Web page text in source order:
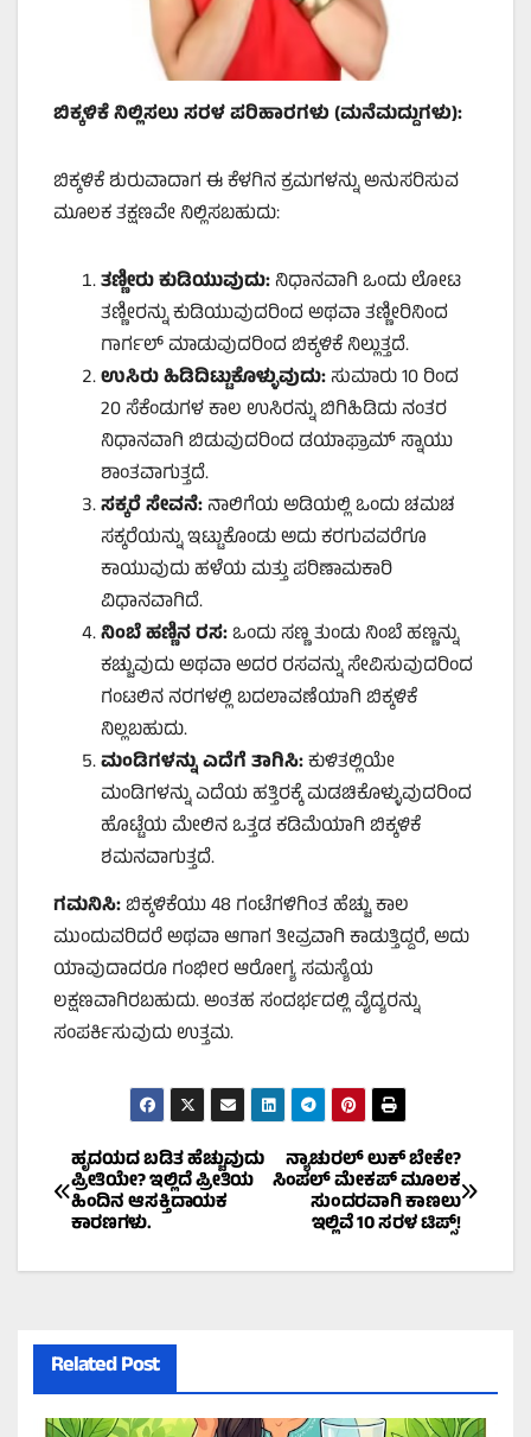
ಬಿಕ್ಕಳಿಕೆ ನಿಲ್ಲಿಸಲು ಸರಳ ಪರಿಹಾರಗಳು (ಮನೆಮದ್ದುಗಳು):
ಬಿಕ್ಕಳಿಕೆ ಶುರುವಾದಾಗ ಈ ಕೆಳಗಿನ ಕ್ರಮಗಳನ್ನು ಅನುಸರಿಸುವ
ಮೂಲಕ ತಕ್ಷಣವೇ ನಿಲ್ಲಿಸಬಹುದು:
ತಣ್ಣೀರು ಕುಡಿಯುವುದು:ನಿಧಾನವಾಗಿ ಒಂದು ಲೋಟ
ತಣ್ಣೀರನ್ನು ಕುಡಿಯುವುದರಿಂದ ಅಥವಾ ತಣ್ಣೀರಿನಿಂದ
ಗಾರ್ಗಲ್ ಮಾಡುವುದರಿಂದ ಬಿಕ್ಕಳಿಕೆ ನಿಲ್ಲುತ್ತದೆ.
ಉಸಿರು ಹಿಡಿದಿಟ್ಟುಕೊಳ್ಳುವುದು:ಸುಮಾರು 10 ರಿಂದ
20 ಸೆಕೆಂಡುಗಳ ಕಾಲ ಉಸಿರನ್ನು ಬಿಗಿಹಿಡಿದು ನಂತರ
ನಿಧಾನವಾಗಿ ಬಿಡುವುದರಿಂದ ಡಯಾಫ್ರಾಮ್ ಸ್ನಾಯು
ಶಾಂತವಾಗುತ್ತದೆ.
ಸಕ್ಕರೆ ಸೇವನೆ:ನಾಲಿಗೆಯ ಅಡಿಯಲ್ಲಿ ಒಂದು ಚಮಚ
ಸಕ್ಕರೆಯನ್ನು ಇಟ್ಟುಕೊಂಡು ಅದು ಕರಗುವವರೆಗೂ
ಕಾಯುವುದು ಹಳೆಯ ಮತ್ತು ಪರಿಣಾಮಕಾರಿ
ವಿಧಾನವಾಗಿದೆ.
ನಿಂಬೆ ಹಣ್ಣಿನ ರಸ:ಒಂದು ಸಣ್ಣ ತುಂಡು ನಿಂಬೆ ಹಣ್ಣನ್ನು
ಕಚ್ಚುವುದು ಅಥವಾ ಅದರ ರಸವನ್ನು ಸೇವಿಸುವುದರಿಂದ
ಗಂಟಲಿನ ನರಗಳಲ್ಲಿ ಬದಲಾವಣೆಯಾಗಿ ಬಿಕ್ಕಳಿಕೆ
ನಿಲ್ಲಬಹುದು.
ಮಂಡಿಗಳನ್ನು ಎದೆಗೆ ತಾಗಿಸಿ:ಕುಳಿತಲ್ಲಿಯೇ
ಮಂಡಿಗಳನ್ನು ಎದೆಯ ಹತ್ತಿರಕ್ಕೆ ಮಡಚಿಕೊಳ್ಳುವುದರಿಂದ
ಹೊಟ್ಟೆಯ ಮೇಲಿನ ಒತ್ತಡ ಕಡಿಮೆಯಾಗಿ ಬಿಕ್ಕಳಿಕೆ
ಶಮನವಾಗುತ್ತದೆ.
ಗಮನಿಸಿ:ಬಿಕ್ಕಳಿಕೆಯು 48 ಗಂಟೆಗಳಿಗಿಂತ ಹೆಚ್ಚು ಕಾಲ
ಮುಂದುವರಿದರೆ ಅಥವಾ ಆಗಾಗ ತೀವ್ರವಾಗಿ ಕಾಡುತ್ತಿದ್ದರೆ, ಅದು
ಯಾವುದಾದರೂ ಗಂಭೀರ ಆರೋಗ್ಯ ಸಮಸ್ಯೆಯ
ಲಕ್ಷಣವಾಗಿರಬಹುದು. ಅಂತಹ ಸಂದರ್ಭದಲ್ಲಿ ವೈದ್ಯರನ್ನು
ಸಂಪರ್ಕಿಸುವುದು ಉತ್ತಮ.
Post
navigation
ನ್ಯಾಚುರಲ್ ಲುಕ್ ಬೇಕೇ?
ಸಿಂಪಲ್ ಮೇಕಪ್ ಮೂಲಕ
ಸುಂದರವಾಗಿ ಕಾಣಲು
ಇಲ್ಲಿವೆ 10 ಸರಳ ಟಿಪ್ಸ್!
ಹೃದಯದ ಬಡಿತ ಹೆಚ್ಚುವುದು
ಪ್ರೀತಿಯೇ? ಇಲ್ಲಿದೆ ಪ್ರೀತಿಯ
ಹಿಂದಿನ ಆಸಕ್ತಿದಾಯಕ
ಕಾರಣಗಳು.
Related Post